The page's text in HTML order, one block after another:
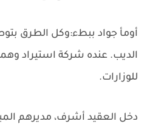
أومأ جواد ببطء:وكل الطرق
الديب. عنده شركة استيراد
للوزارات.
دخل العقيد أشرف، مديرهم